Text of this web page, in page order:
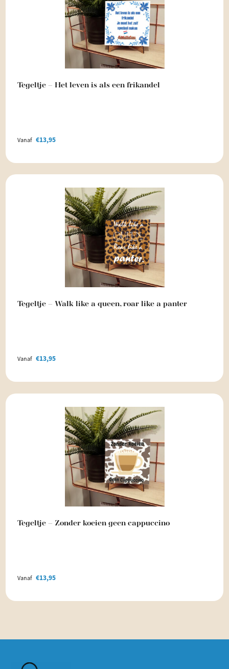
Tegeltje – Het leven is als een frikandel
Vanaf €13,95
Tegeltje – Walk like a queen, roar like a panter
Vanaf €13,95
Tegeltje – Zonder koeien geen cappuccino
Vanaf €13,95